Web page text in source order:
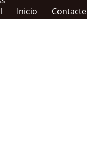
Inicio Contacte